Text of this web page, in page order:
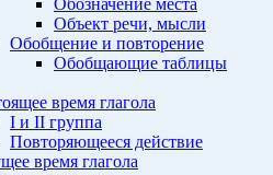
Объект речи, мысли
Обобщение и повторение
Обобщающие таблицы
время глагола
I и II группа
Повторяющееся действие
время глагола